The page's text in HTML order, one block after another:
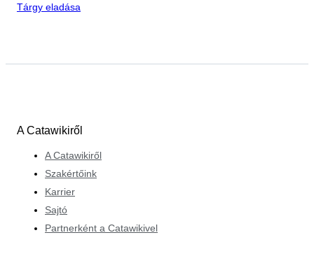
Tárgy eladása
A Catawikiről
A Catawikiről
Szakértőink
Karrier
Sajtó
Partnerként a Catawikivel